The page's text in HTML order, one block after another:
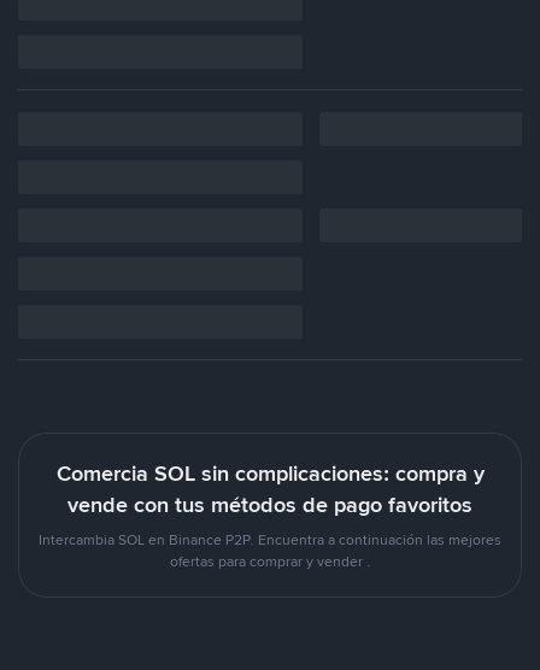
Comercia SOL sin complicaciones: compra y
vende con tus métodos de pago favoritos
Intercambia SOL en Binance P2P. Encuentra a continuación las mejores
ofertas para comprar y vender .